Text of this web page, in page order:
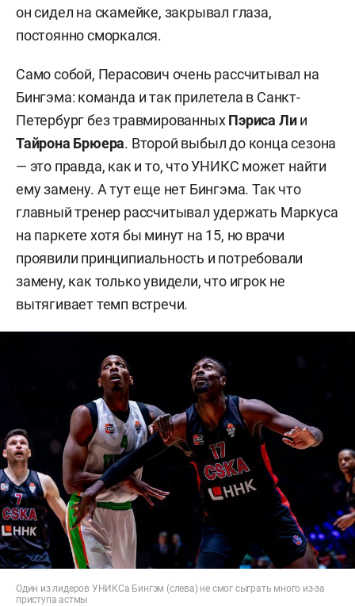
он сидел на скамейке, закрывал глаза,
постоянно сморкался.
Само собой, Перасович очень рассчитывал на
Бингэма: команда и так прилетела в Санкт-
Петербург без травмированныхПэриса Лии
Тайрона Брюера. Второй выбыл до конца сезона
— это правда, как и то, что УНИКС может найти
ему замену. А тут еще нет Бингэма. Так что
главный тренер рассчитывал удержать Маркуса
на паркете хотя бы минут на 15, но врачи
проявили принципиальность и потребовали
замену, как только увидели, что игрок не
вытягивает темп встречи.
Один из лидеров УНИКСа Бингэм (слева) не смог сыграть много из-за
приступа астмы